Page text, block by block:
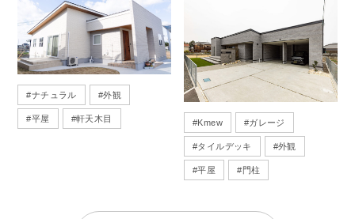
#ナチュラル #外観
#平屋 #軒天木目 #Kmew #ガレージ
#タイルデッキ #外観
#平屋 #門柱